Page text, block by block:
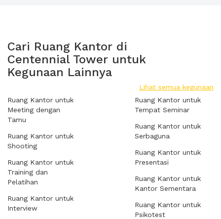
Cari Ruang Kantor di
Centennial Tower untuk
Kegunaan Lainnya
Lihat semua kegunaan
Ruang Kantor untuk
Meeting dengan
Tamu
Ruang Kantor untuk
Shooting
Ruang Kantor untuk
Training dan
Pelatihan
Ruang Kantor untuk
Interview
Ruang Kantor untuk
Tempat Seminar
Ruang Kantor untuk
Serbaguna
Ruang Kantor untuk
Presentasi
Ruang Kantor untuk
Kantor Sementara
Ruang Kantor untuk
Psikotest